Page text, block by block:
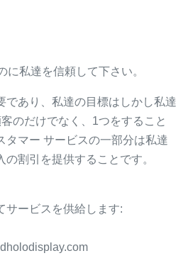
に私達を信頼して下さい。
であり、私達の目標はしかし私達
のだけでなく、1つをすること
タマー サービスの一部分は私達
割引を提供することです。
サービスを供給します: